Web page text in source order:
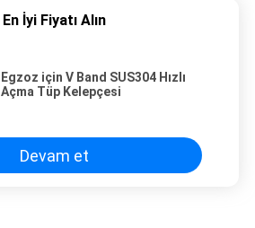
En İyi Fiyatı Alın
Egzoz için V Band SUS304 Hızlı
Açma Tüp Kelepçesi
Devam et